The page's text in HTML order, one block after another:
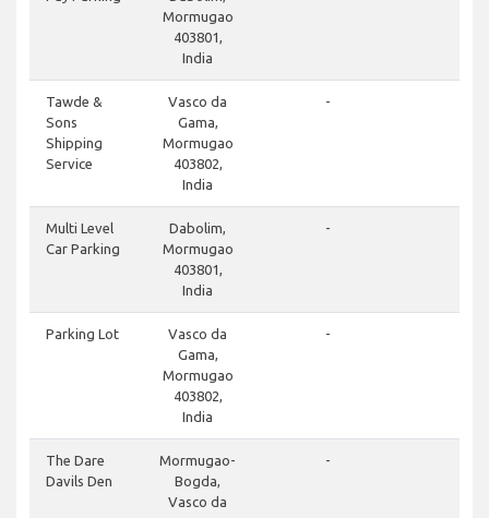
Mormugao
403801,
India
Tawde &
Sons
Shipping
Service
Vasco da
Gama,
Mormugao
403802,
India
-
Multi Level
Car Parking
Dabolim,
Mormugao
403801,
India
-
Parking Lot
Vasco da
Gama,
Mormugao
403802,
India
-
The Dare
Davils Den
Mormugao-
Bogda,
Vasco da
-